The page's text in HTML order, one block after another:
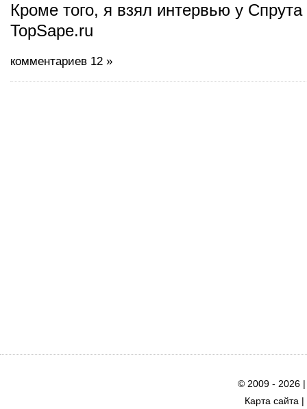
Кроме того, я взял интервью у Спрута
TopSape.ru
комментариев 12 »
© 2009 - 2026
Карта сайта